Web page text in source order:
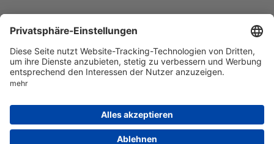
© 1998-2026by GSC Research GmbH
Datenschutz